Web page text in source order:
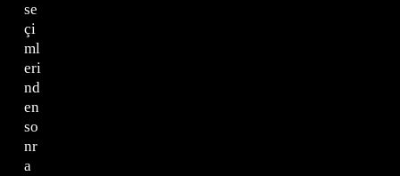
se
çi
ml
eri
nd
en
so
nr
a